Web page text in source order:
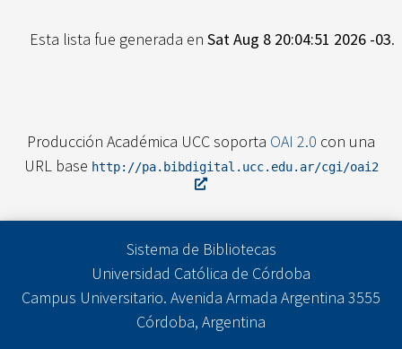
Esta lista fue generada en Sat Aug 8 20:04:51 2026 -03.
Producción Académica UCC soporta OAI 2.0 con una
URL base http://pa.bibdigital.ucc.edu.ar/cgi/oai2
Sistema de Bibliotecas
Universidad Católica de Córdoba
Campus Universitario. Avenida Armada Argentina 3555
Córdoba, Argentina